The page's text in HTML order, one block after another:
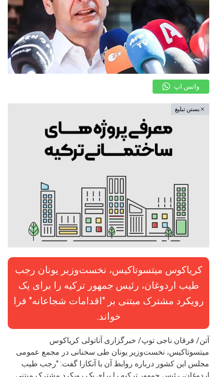
واتس اپ
بستن تبلیغ
کریاکوس میتسوتاکیس، نخست‌وزیر یونان رجب
طیب اردوغان، رئیس جمهور ترکیه را برای یک
رویکرد مشترک مبتنی بر "اقدامات شجاعانه" فرا
خواند.
آتن/ فرقان ناجی توپ/ خبرگزاری آناتولی کریاکوس
میتسوتاکیس، نخست‌وزیر یونان طی سخنانی در مجمع عمومی
مجلس این کشور درباره روابط آن با آنکارا گفت: "رجب طیب